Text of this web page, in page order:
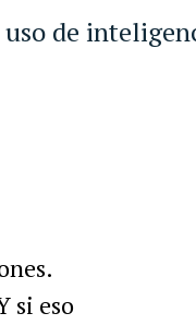
de
si eso